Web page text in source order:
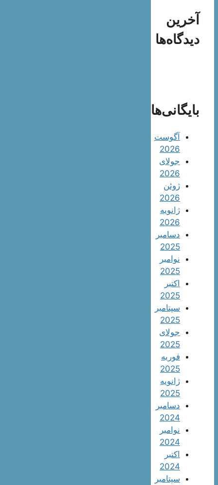
آخرین
دیدگاه‌ها
بایگانی‌ها
آگوست
2026
جولای
2026
ژوئن
2026
ژانویه
2026
دسامبر
2025
نوامبر
2025
اکتبر
2025
سپتامبر
2025
جولای
2025
فوریه
2025
ژانویه
2025
دسامبر
2024
نوامبر
2024
اکتبر
2024
سپتامبر